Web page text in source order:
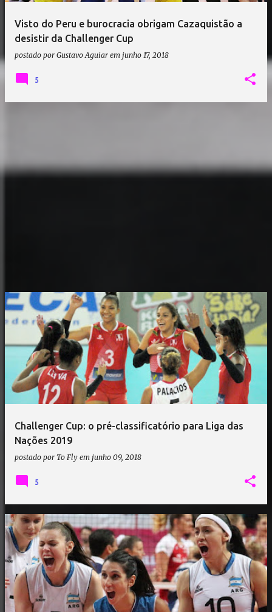
Visto do Peru e burocracia obrigam Cazaquistão a
desistir da Challenger Cup
postado por Gustavo Aguiar em junho 17, 2018
5
Challenger Cup: o pré-classificatório para Liga das
Nações 2019
postado por To Fly em junho 09, 2018
5